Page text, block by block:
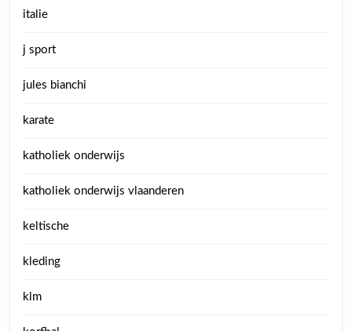
italie
j sport
jules bianchi
karate
katholiek onderwijs
katholiek onderwijs vlaanderen
keltische
kleding
klm